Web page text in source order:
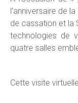
l’anniversaire de
de cassation et la
technologies de
quatre salles
Cette visite